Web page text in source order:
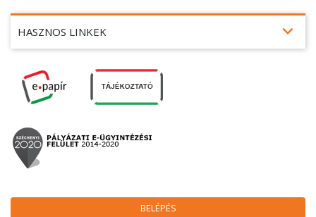
BELÉPÉS
HASZNOS LINKEK expand_more